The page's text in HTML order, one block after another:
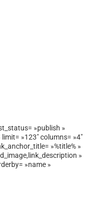
»publish »
»123″ columns= »4″
»%title% »
»
»name »